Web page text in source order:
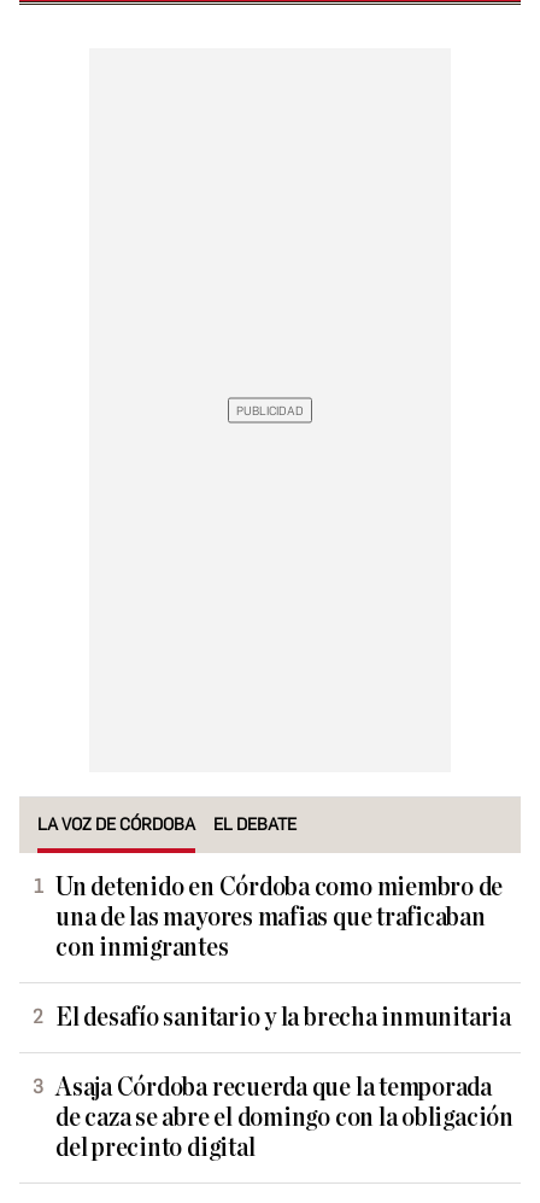
LA VOZ DE CÓRDOBA EL DEBATE
Un detenido en Córdoba como miembro de
una de las mayores mafias que traficaban
con inmigrantes
El desafío sanitario y la brecha inmunitaria
Asaja Córdoba recuerda que la temporada
de caza se abre el domingo con la obligación
del precinto digital